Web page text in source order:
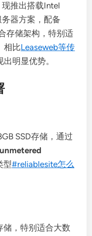
现推出搭载Intel
器方案，配备
存储架构，特别适
相比Leaseweb等传
明显优势。
SSD存储，通过
型#reliablesite怎么
储，特别适合大数